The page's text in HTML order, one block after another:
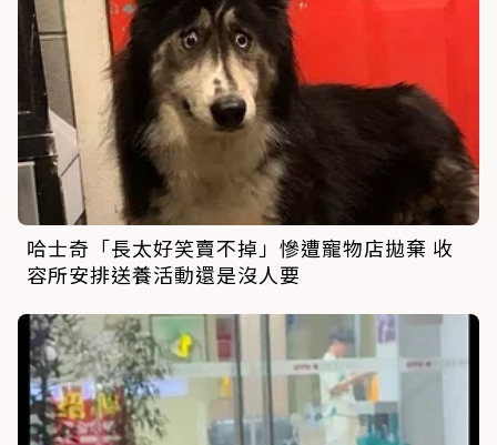
哈士奇「長太好笑賣不掉」慘遭寵物店拋棄 收
容所安排送養活動還是沒人要